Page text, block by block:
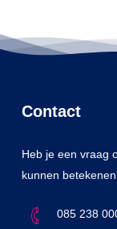
Contact
Heb je een vraag
kunnen
085 238